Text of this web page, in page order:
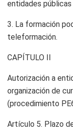
entidades
3. La formación
teleformación.
CAPÍTULO II
Autorización a
organización de
(procedimiento
Artículo 5. Plazo